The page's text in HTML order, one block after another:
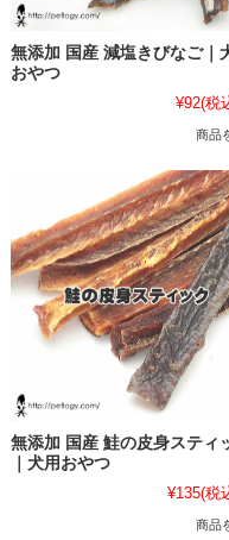
無添加 国産 減塩きびなご｜
おやつ
¥92(税
商品
無添加 国産 鮭の皮身スティ
｜犬用おやつ
¥135(税
商品